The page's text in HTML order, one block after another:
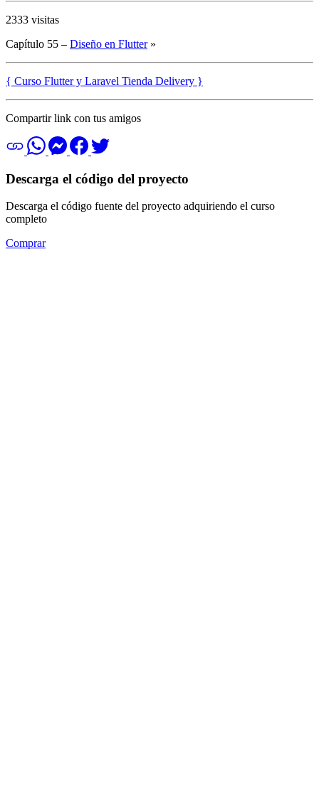
2333 visitas
Capítulo 55 – Diseño en Flutter»
{ Curso Flutter y Laravel Tienda Delivery }
Compartir link con tus amigos
Descarga el código del proyecto
Descarga el código fuente del proyecto adquiriendo el curso
completo
Comprar